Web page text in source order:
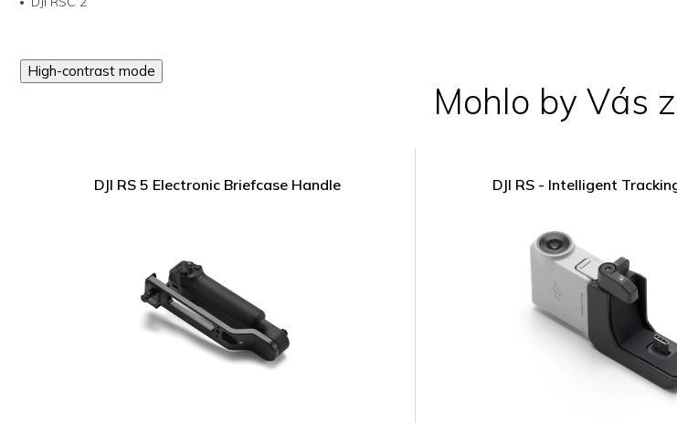
High-contrast mode
Mohlo by Vás
DJI RS 5 Electronic Briefcase Handle DJI RS - Intelligent